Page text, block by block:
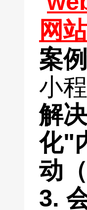
案
小
解
化"
动
3.